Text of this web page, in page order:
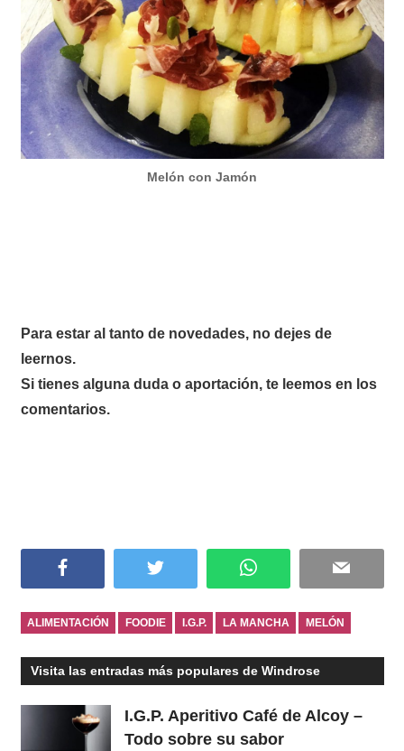
Melón con Jamón
Para estar al tanto de novedades, no dejes de
leernos.
Si tienes alguna duda o aportación, te leemos en los
comentarios.
Twitter WhatsApp Email
ALIMENTACIÓN FOODIE I.G.P. LA MANCHA MELÓN
Visita las entradas más populares de Windrose
I.G.P. Aperitivo Café de Alcoy –
Todo sobre su sabor